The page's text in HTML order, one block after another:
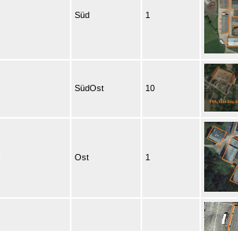
Süd 1
SüdOst 10
Ost 1